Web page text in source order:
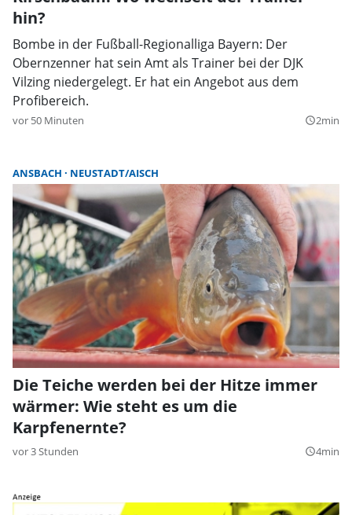
hin?
Bombe in der Fußball-Regionalliga Bayern: Der
Obernzenner hat sein Amt als Trainer bei der DJK
Vilzing niedergelegt. Er hat ein Angebot aus dem
Profibereich.
vor 50 Minuten query_builder2min
ANSBACH NEUSTADT/AISCH
Die Teiche werden bei der Hitze immer
wärmer: Wie steht es um die
Karpfenernte?
vor 3 Stunden query_builder4min